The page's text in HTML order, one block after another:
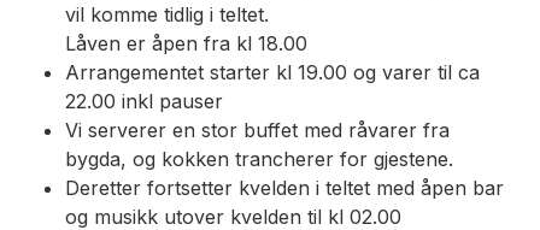
vil komme tidlig i teltet.
Låven er åpen fra kl 18.00
Arrangementet starter kl 19.00 og varer til ca
22.00 inkl pauser
Vi serverer en stor buffet med råvarer fra
bygda, og kokken trancherer for gjestene.
Deretter fortsetter kvelden i teltet med åpen bar
og musikk utover kvelden til kl 02.00